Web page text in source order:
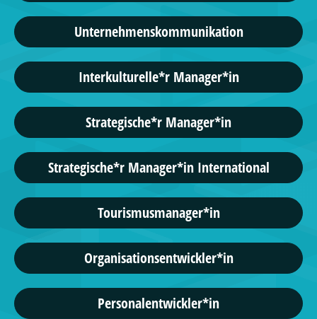
Unternehmenskommunikation
Interkulturelle*r Manager*in
Strategische*r Manager*in
Strategische*r Manager*in International
Tourismusmanager*in
Organisationsentwickler*in
Personalentwickler*in